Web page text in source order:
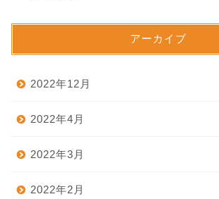
アーカイブ
2022年12月
2022年4月
2022年3月
2022年2月